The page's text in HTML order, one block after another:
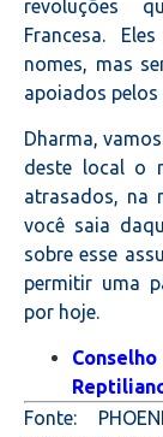
revoluções
Francesa.
nomes, mas
apoiados pelos
Dharma,
deste local o
atrasados, na
você saia
sobre esse
permitir uma
por hoje.
Fonte: